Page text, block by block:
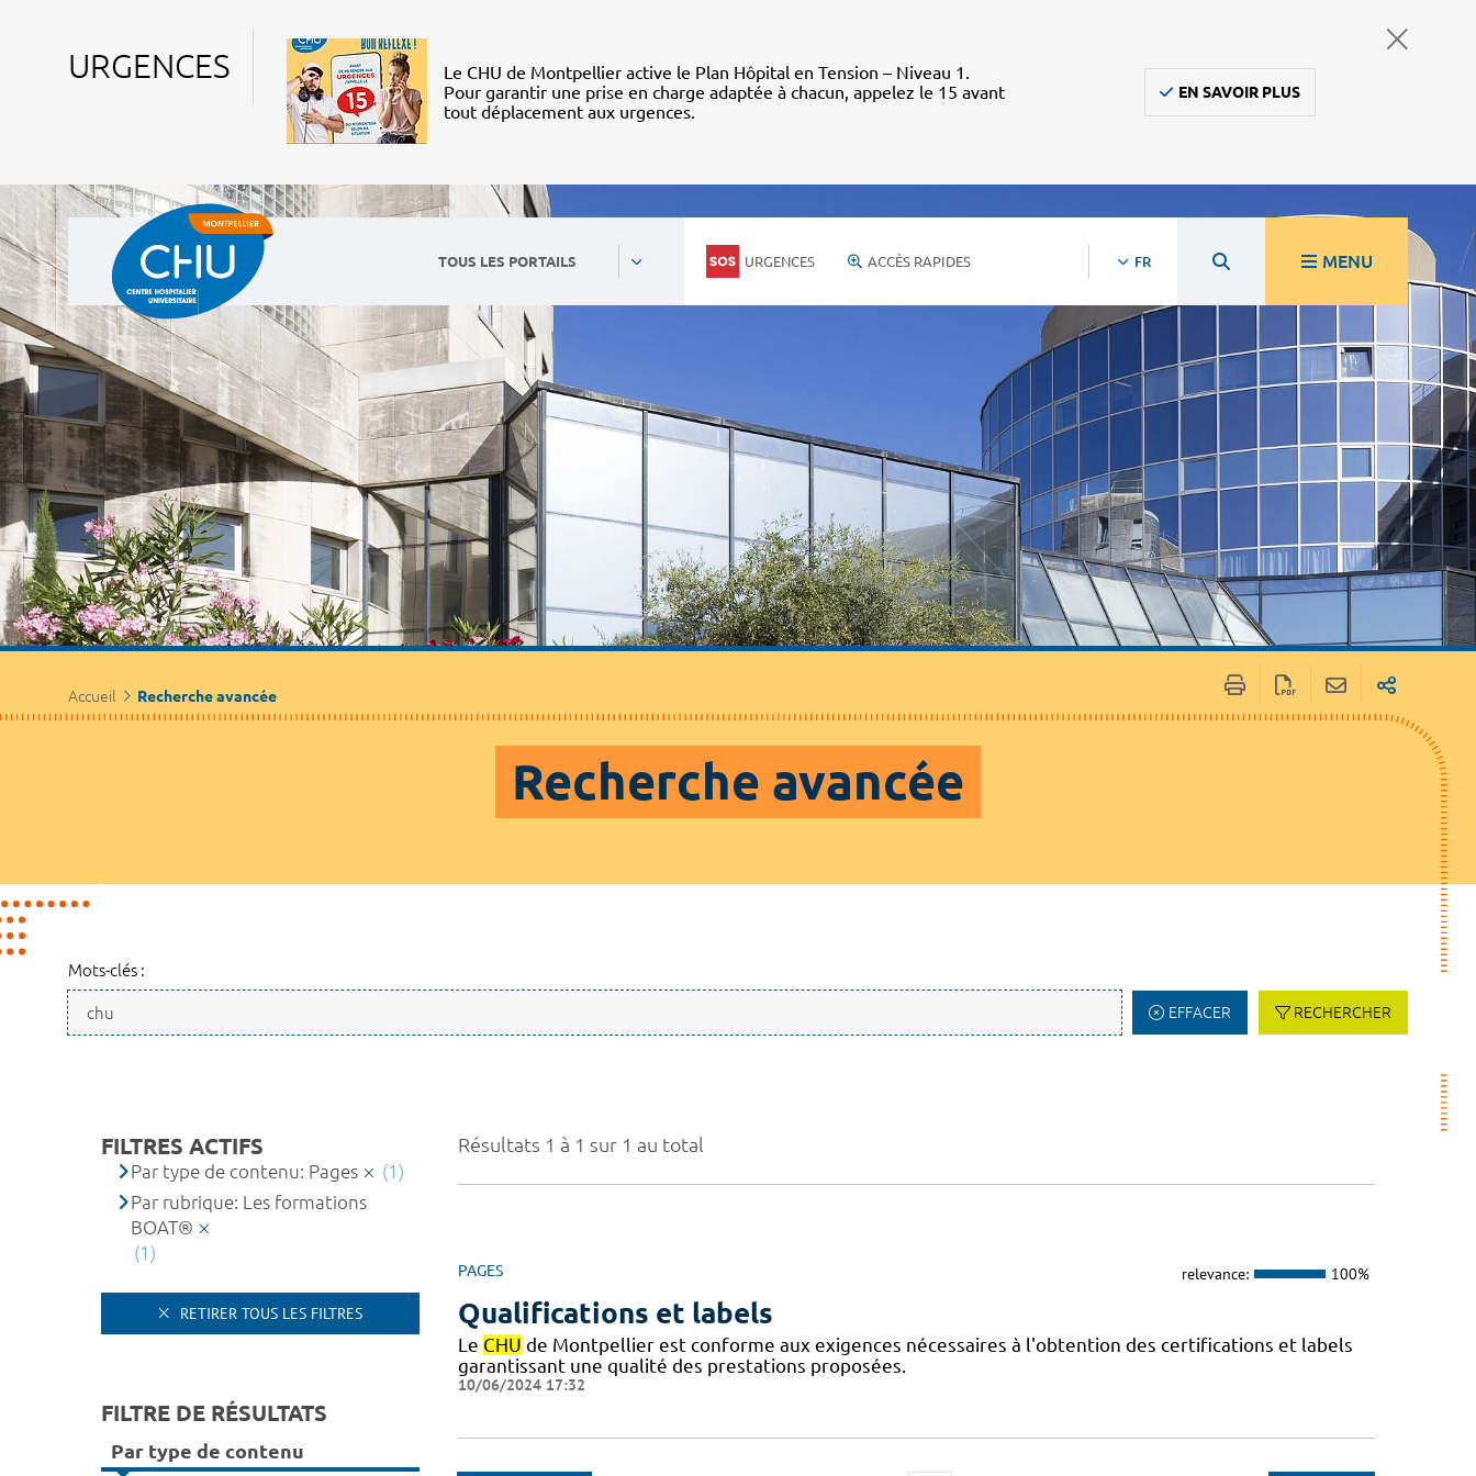
URGENCES
Le CHU de Montpellier active le Plan Hôpital en Tension – Niveau 1.
Pour garantir une prise en charge adaptée à chacun, appelez le 15 avant
tout déplacement aux urgences.
EN SAVOIR PLUS
TOUS LES PORTAILS URGENCES ACCÈS RAPIDES FR MENU
Accueil Recherche avancée
Recherche avancée
Mots-clés :
EFFACER RECHERCHER
Résultats 1 à 1 sur 1 au total
PAGES relevance: 100%
Qualifications et labels
Le CHU de Montpellier est conforme aux exigences nécessaires à l'obtention des certifications et labels
garantissant une qualité des prestations proposées.
10/06/2024 17:32
FILTRES ACTIFS
Par type de contenu: Pages
(1)
Par rubrique: Les formations
BOAT®
(1)
RETIRER TOUS LES FILTRES
FILTRE DE RÉSULTATS
Par type de contenu